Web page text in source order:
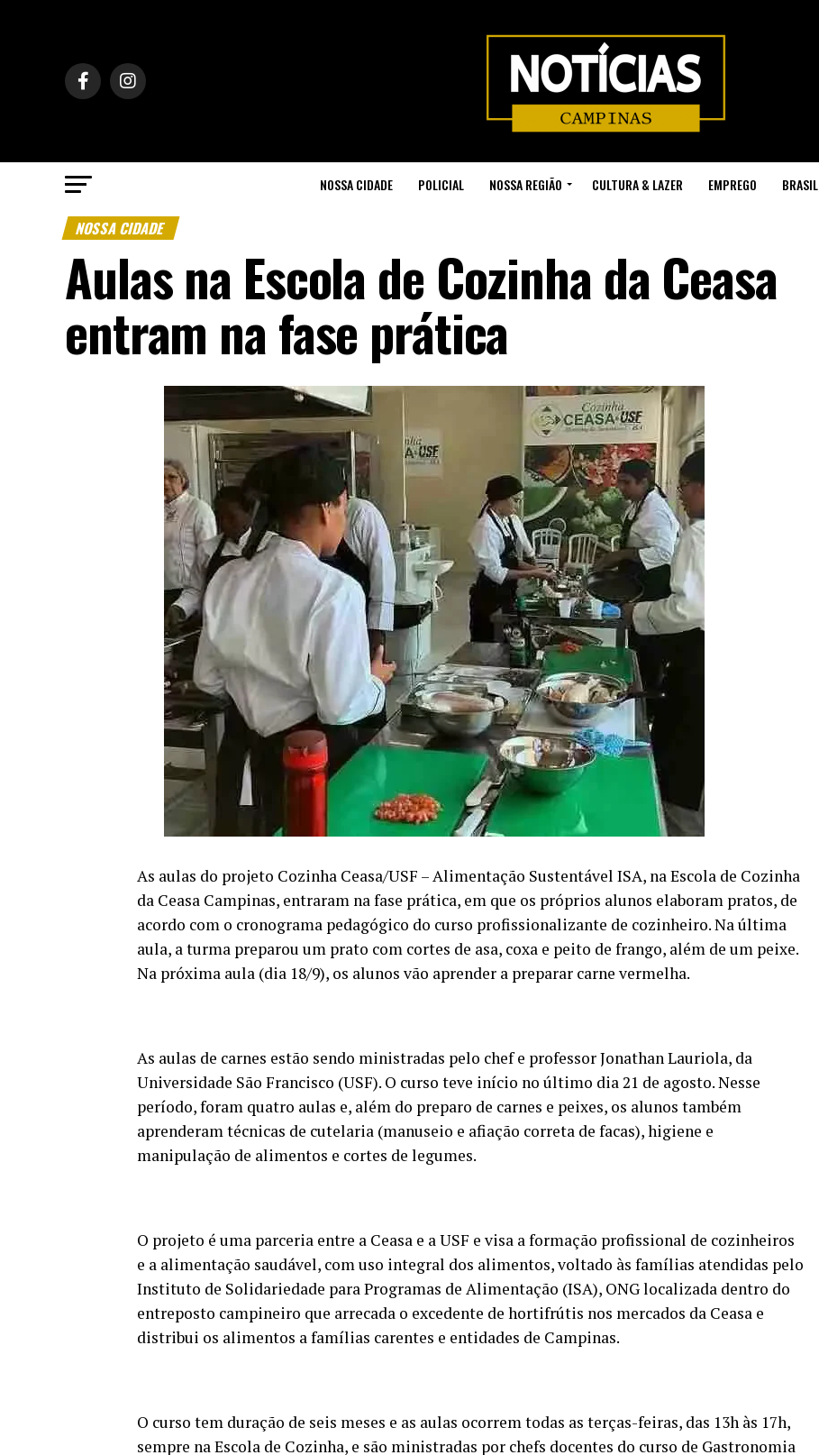
NOSSA CIDADE POLICIAL NOSSA REGIÃO CULTURA & LAZER EMPREGO BRASIL
NOSSA CIDADE
Aulas na Escola de Cozinha da Ceasa
entram na fase prática
As aulas do projeto Cozinha Ceasa/USF – Alimentação Sustentável ISA, na Escola de Cozinha
da Ceasa Campinas, entraram na fase prática, em que os próprios alunos elaboram pratos, de
acordo com o cronograma pedagógico do curso profissionalizante de cozinheiro. Na última
aula, a turma preparou um prato com cortes de asa, coxa e peito de frango, além de um peixe.
Na próxima aula (dia 18/9), os alunos vão aprender a preparar carne vermelha.
As aulas de carnes estão sendo ministradas pelo chef e professor Jonathan Lauriola, da
Universidade São Francisco (USF). O curso teve início no último dia 21 de agosto. Nesse
período, foram quatro aulas e, além do preparo de carnes e peixes, os alunos também
aprenderam técnicas de cutelaria (manuseio e afiação correta de facas), higiene e
manipulação de alimentos e cortes de legumes.
O projeto é uma parceria entre a Ceasa e a USF e visa a formação profissional de cozinheiros
e a alimentação saudável, com uso integral dos alimentos, voltado às famílias atendidas pelo
Instituto de Solidariedade para Programas de Alimentação (ISA), ONG localizada dentro do
entreposto campineiro que arrecada o excedente de hortifrútis nos mercados da Ceasa e
distribui os alimentos a famílias carentes e entidades de Campinas.
O curso tem duração de seis meses e as aulas ocorrem todas as terças-feiras, das 13h às 17h,
sempre na Escola de Cozinha, e são ministradas por chefs docentes do curso de Gastronomia